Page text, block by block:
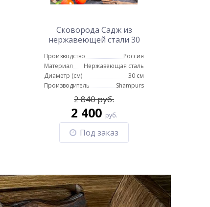
Сковорода Садж из
нержавеющей стали 30
Производство
Россия
Материал
Нержавеющая сталь
Диаметр (см)
30 см
Производитель
Shampurs
2 840 руб.
2 400 руб.
Под заказ